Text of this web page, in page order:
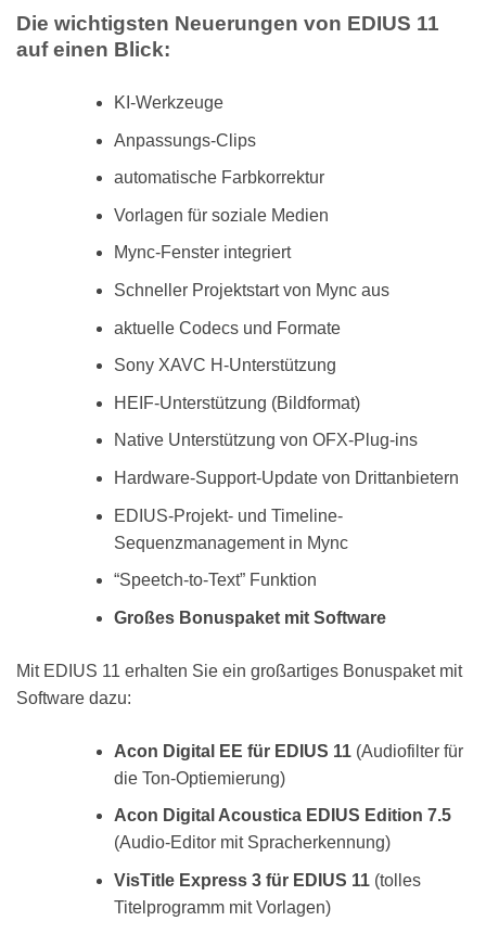
Die wichtigsten Neuerungen von EDIUS 11
auf einen Blick:
KI-Werkzeuge
Anpassungs-Clips
automatische Farbkorrektur
Vorlagen für soziale Medien
Mync-Fenster integriert
Schneller Projektstart von Mync aus
aktuelle Codecs und Formate
Sony XAVC H-Unterstützung
HEIF-Unterstützung (Bildformat)
Native Unterstützung von OFX-Plug-ins
Hardware-Support-Update von Drittanbietern
EDIUS-Projekt- und Timeline-
Sequenzmanagement in Mync
“Speetch-to-Text” Funktion
Großes Bonuspaket mit Software
Mit EDIUS 11 erhalten Sie ein großartiges Bonuspaket mit
Software dazu:
Acon Digital EE für EDIUS 11(Audiofilter für
die Ton-Optiemierung)
Acon Digital Acoustica EDIUS Edition 7.5
(Audio-Editor mit Spracherkennung)
VisTitle Express 3 für EDIUS 11(tolles
Titelprogramm mit Vorlagen)